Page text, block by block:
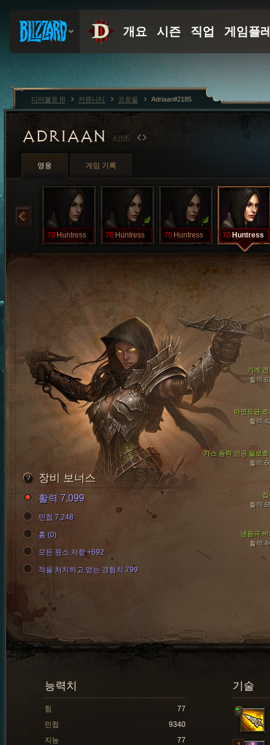
ADRIAAN #2185
영웅 게임 기록
70 Huntress 70 Huntress 70 Huntress 70 Huntress
아연도금 조
활력
가스 동력 인공 팔보호
활력
기계 견
활력
냉음극 바
활력
활력
장비 보너스
활력 7,099
민첩 7,248
홈 (0)
모든 원소 저항 +692
적을 처치하고 얻는 경험치 799
기술
능력치
힘
77
민첩
9340
지능
77
디아블로 III 커뮤니티 프로필 Adriaan#2185